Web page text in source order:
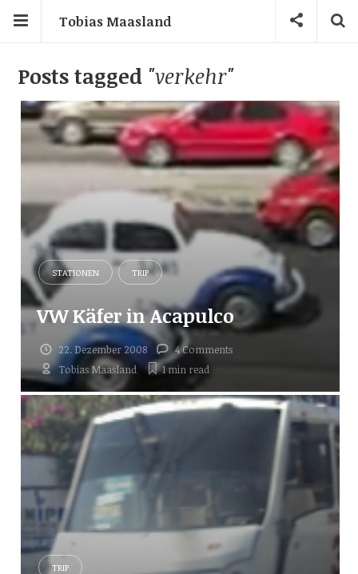
Tobias Maasland
Posts tagged "verkehr"
STATIONEN TRIP
VW Käfer in Acapulco
22. Dezember 2008
4 Comments
Tobias Maasland
1 min read
TRIP